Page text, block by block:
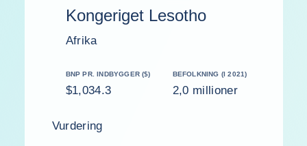
Kongeriget Lesotho
Afrika
BNP PR. INDBYGGER ($)
$1,034.3
BEFOLKNING (I 2021)
2,0 millioner
Vurdering